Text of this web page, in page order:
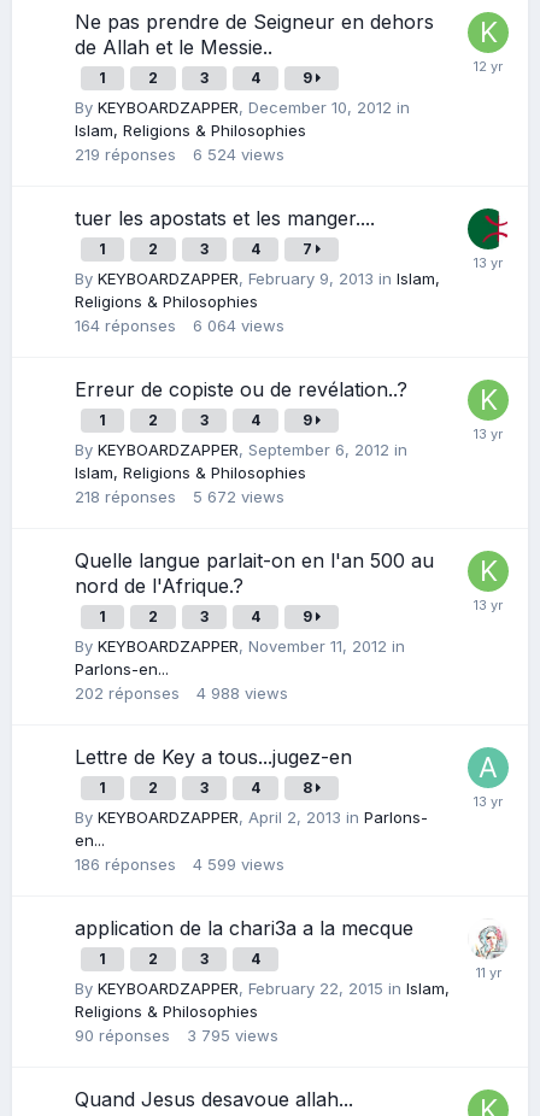
Ne pas prendre de Seigneur en dehors
de Allah et le Messie..
1 2 3 4 9
By KEYBOARDZAPPER, December 10, 2012 in
Islam, Religions & Philosophies
219 réponses 6 524 views
tuer les apostats et les manger....
1 2 3 4 7
By KEYBOARDZAPPER, February 9, 2013 in Islam,
Religions & Philosophies
164 réponses 6 064 views
Erreur de copiste ou de revélation..?
1 2 3 4 9
By KEYBOARDZAPPER, September 6, 2012 in
Islam, Religions & Philosophies
218 réponses 5 672 views
Quelle langue parlait-on en l'an 500 au
nord de l'Afrique.?
1 2 3 4 9
By KEYBOARDZAPPER, November 11, 2012 in
Parlons-en...
202 réponses 4 988 views
Lettre de Key a tous...jugez-en
1 2 3 4 8
By KEYBOARDZAPPER, April 2, 2013 in Parlons-
en...
186 réponses 4 599 views
application de la chari3a a la mecque
1 2 3 4
By KEYBOARDZAPPER, February 22, 2015 in Islam,
Religions & Philosophies
90 réponses 3 795 views
Quand Jesus desavoue allah...